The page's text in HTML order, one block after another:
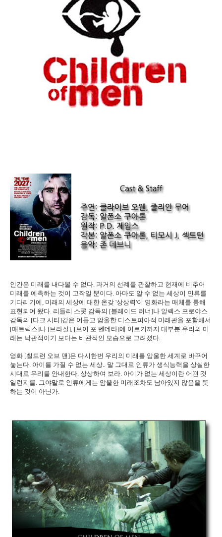
인간은 미래를 내다볼 수 없다. 과거의 선례를 관찰하고 현재에 비추어
미래를 예측하는 것이 고작일 뿐이다. 아마도 알 수 없는 세상이 인류를
기다리기에, 미래의 세상에 대한 온갖 '상상력'이 영화라는 매체를 통해
표현되어 왔다. 리들리 스콧 감독의 [블레이드 러너]나 알렉스 프로야스
감독의 [다크 시티]같은 어둡고 암울한 디스토피아적 미래관을 포함해서
[매트릭스]나 [브라질], [브이 포 벤데타]에 이르기까지 대부분 우리의 미
래는 낙관적이기 보다는 비관적인 모습으로 그려졌다.
영화 [칠드런 오브 맨]은 다시한번 우리의 미래를 암울한 세계로 바꾸어
놓는다. 아이를 가질 수 없는 세상.. 말 그대로 인류가 생식능력을 상실한
시대로 우리를 안내한다. 상상하여 보라. 아이가 없는 세상이란 어떤 것
일런지를. 그야말로 인류에게는 암울한 미래조차도 남아있지 않음을 뜻
하는 것이 아닌가.